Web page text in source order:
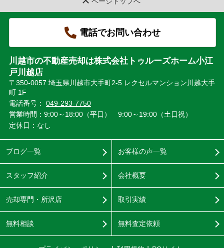
電話でお問い合わせ
川越市の不動産売却は株式会社トゥルーズホーム小江
戸川越店
〒350-0057 埼玉県川越市大手町2-5 レクセルマンション川越大手
町 1F
電話番号： 049-293-7750
営業時間：9:00～18:00（平日） 9:00～19:00（土日祝）
定休日：なし
ブログ一覧
スタッフ紹介
売却専門・所沢店
無料相談
お客様の声一覧
会社概要
取引実績
無料査定依頼